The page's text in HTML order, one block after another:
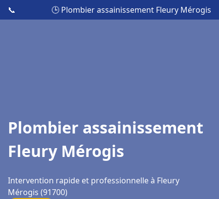
📞 🕒 Plombier assainissement Fleury Mérogis
Plombier assainissement
Fleury Mérogis
Intervention rapide et professionnelle à Fleury
Mérogis (91700)